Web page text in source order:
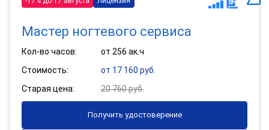
Мастер ногтевого сервиса
Кол-во часов:
от 256 ак.ч
Стоимость:
от 17 160 руб.
Старая цена:
20 760 руб.
Получить удостоверение